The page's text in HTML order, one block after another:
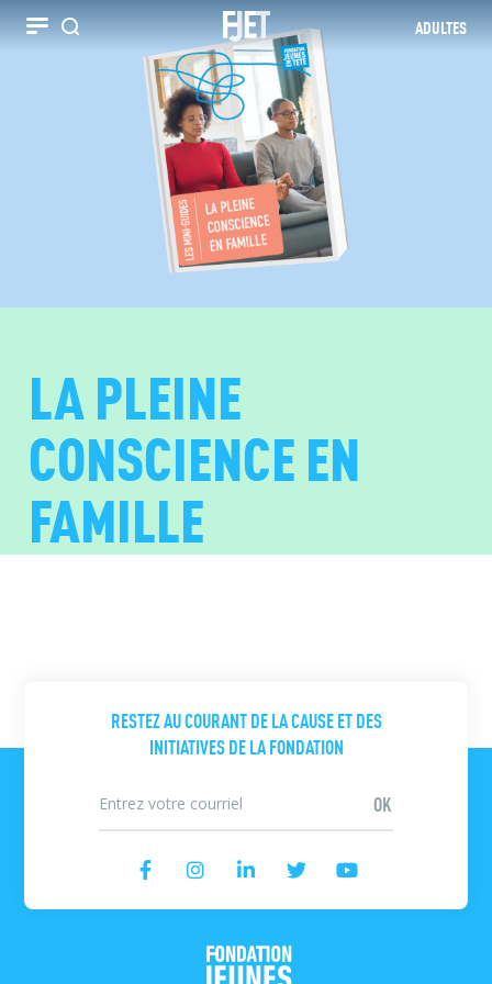
Recherche ADULTES
LA PLEINE
CONSCIENCE EN
FAMILLE
RESTEZ AU COURANT DE LA CAUSE ET DES
INITIATIVES DE LA FONDATION